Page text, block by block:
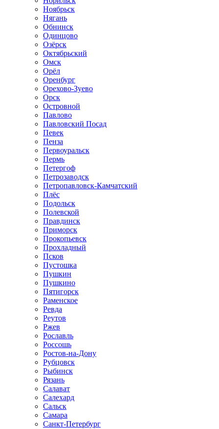
Ноябрьск
Нягань
Обнинск
Одинцово
Озёрск
Октябрьский
Омск
Орёл
Оренбург
Орехово-Зуево
Орск
Островной
Павлово
Павловский Посад
Певек
Пенза
Первоуральск
Пермь
Петергоф
Петрозаводск
Петропавловск-Камчатский
Плёс
Подольск
Полевской
Правдинск
Приморск
Прокопьевск
Прохладный
Псков
Пустошка
Пушкин
Пушкино
Пятигорск
Раменское
Ревда
Реутов
Ржев
Рославль
Россошь
Ростов-на-Дону
Рубцовск
Рыбинск
Рязань
Салават
Салехард
Сальск
Самара
Санкт-Петербург